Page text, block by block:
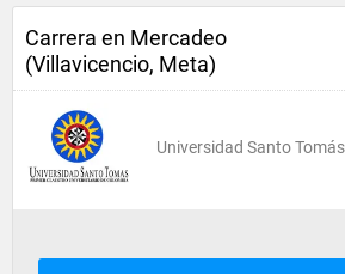
Carrera en Mercadeo
(Villavicencio, Meta)
Universidad Santo Tomás